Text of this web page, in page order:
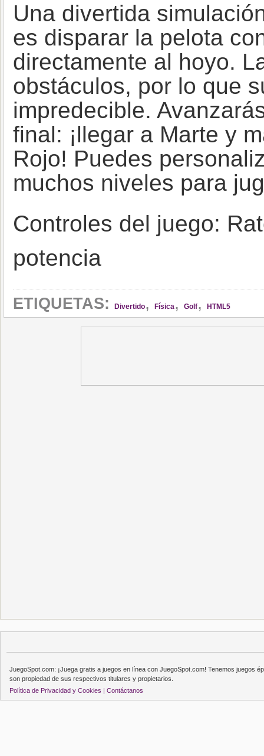
Una divertida
es disparar la pelota
directamente al hoyo.
obstáculos, por lo que
impredecible.
final: ¡llegar a Marte y
Rojo! Puedes
muchos niveles para
Controles del juego:
potencia
ETIQUETAS: Divertido, Física, Golf, HTML5
JuegoSpot.com: ¡Juega gratis a juegos en línea con JuegoSpot.com! Tenemos juegos
son propiedad de sus respectivos titulares y propietarios.
Política de Privacidad y Cookies | Contáctanos